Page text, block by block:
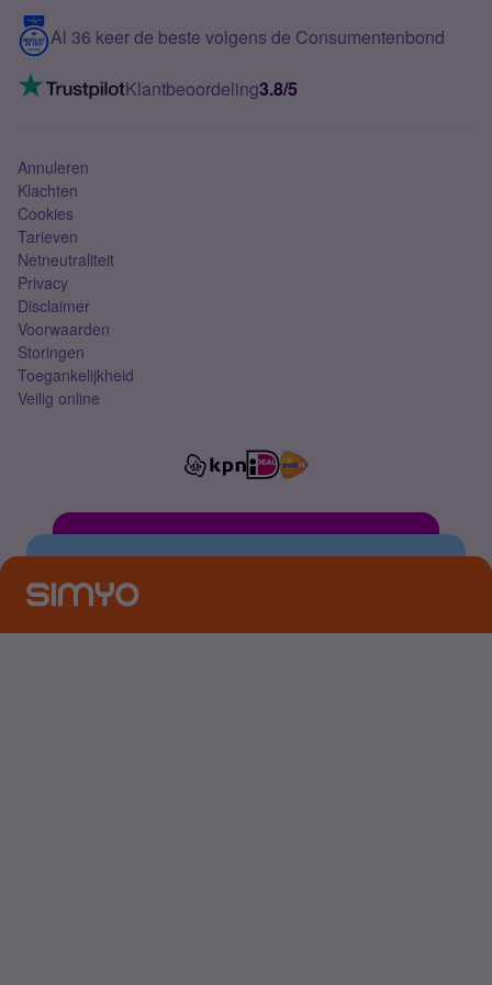
5G internet
Mobiel internet
Mobiel abonnement
Contact
VoLTE 4G bellen
Al 36 keer de beste volgens de Consumentenbond
Klantbeoordeling3.8/5
Annuleren
Klachten
Cookies
Tarieven
Netneutraliteit
Privacy
Disclaimer
Voorwaarden
Storingen
Toegankelijkheid
Veilig online